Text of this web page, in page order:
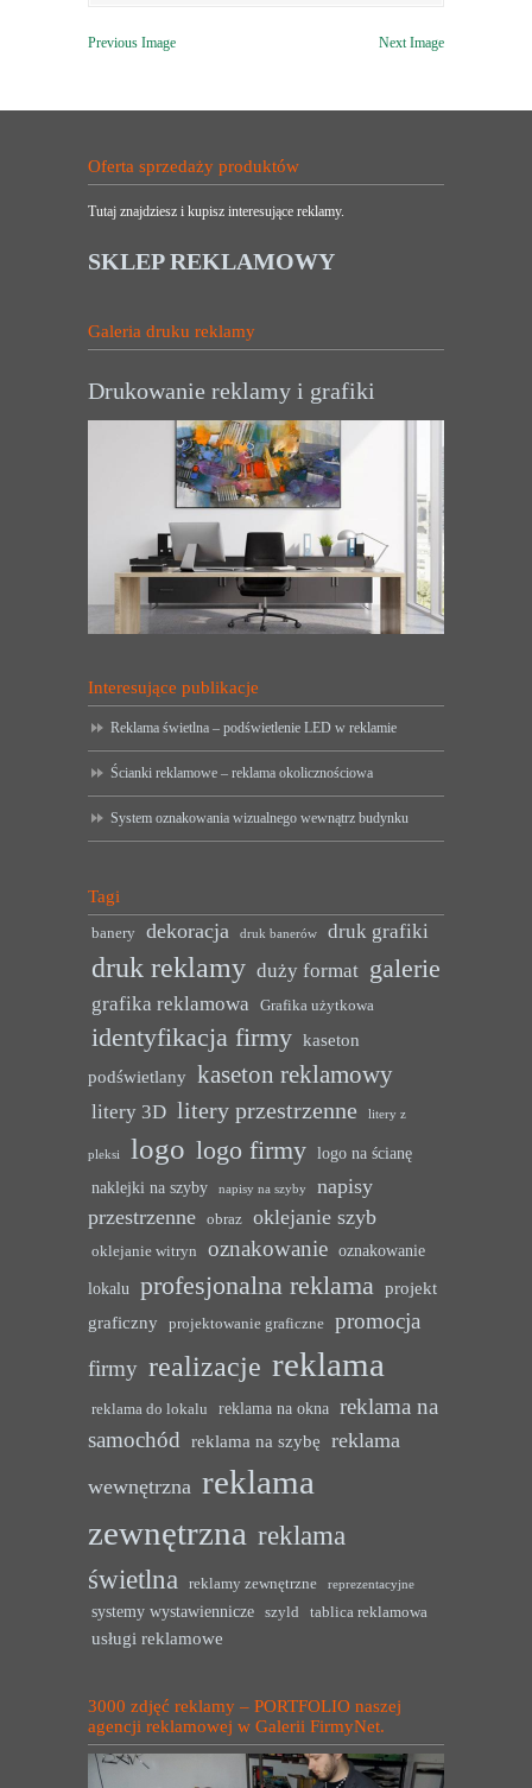
Previous Image Next Image
Oferta sprzedaży produktów
Tutaj znajdziesz i kupisz interesujące reklamy.
SKLEP REKLAMOWY
Galeria druku reklamy
Drukowanie reklamy i grafiki
Interesujące publikacje
Reklama świetlna – podświetlenie LED w reklamie
Ścianki reklamowe – reklama okolicznościowa
System oznakowania wizualnego wewnątrz budynku
Tagi
banery dekoracja druk banerów druk grafiki
druk reklamy duży format galerie
grafika reklamowa Grafika użytkowa
identyfikacja firmy kaseton
podświetlany kaseton reklamowy
litery 3D litery przestrzenne litery z
pleksi logo logo firmy logo na ścianę
naklejki na szyby
napisy na szyby
napisy
przestrzenne
obraz oklejanie szyb
oklejanie witryn oznakowanie oznakowanie
lokalu profesjonalna reklama projekt
graficzny
projektowanie graficzne
promocja
firmy realizacje reklama
reklama do lokalu reklama na okna reklama na
samochód reklama na szybę reklama
wewnętrzna reklama
zewnętrzna reklama
świetlna
reklamy zewnętrzne reprezentacyjne
systemy wystawiennicze szyld tablica reklamowa
usługi reklamowe
3000 zdjęć reklamy – PORTFOLIO naszej
agencji reklamowej w Galerii FirmyNet.